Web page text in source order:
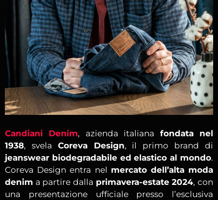
Candiani Denim, azienda italiana fondata nel
1938, svela Coreva Design, il primo brand di
jeanswear biodegradabile ed elastico al mondo.
Coreva Design entra nel mercato dell’alta moda
denim a partire dalla primavera-estate 2024, con
una presentazione ufficiale presso l’esclusiva